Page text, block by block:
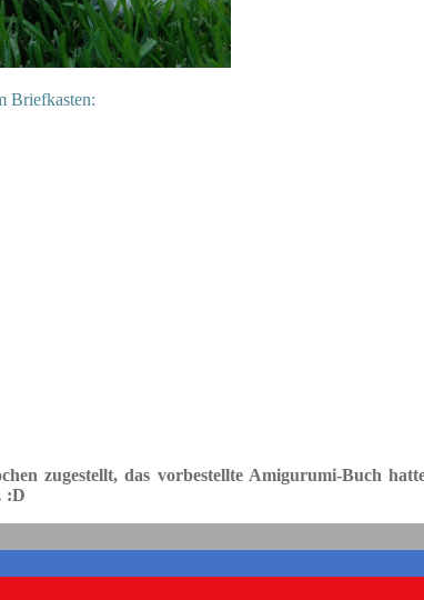
Briefkasten:
zugestellt, das vorbestellte Amigurumi-Buch
:D